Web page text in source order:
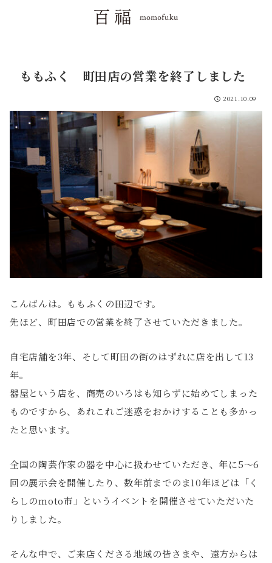
ももふく 町田店の営業を終了しました
2021.10.09
こんばんは。ももふくの田辺です。
先ほど、町田店での営業を終了させていただきました。
自宅店舗を3年、そして町田の街のはずれに店を出して13
年。
器屋という店を、商売のいろはも知らずに始めてしまった
ものですから、あれこれご迷惑をおかけすることも多かっ
たと思います。
全国の陶芸作家の器を中心に扱わせていただき、年に5〜6
回の展示会を開催したり、数年前までのま10年ほどは「く
らしのmoto市」というイベントを開催させていただいた
りしました。
そんな中で、ご来店くださる地域の皆さまや、遠方からは